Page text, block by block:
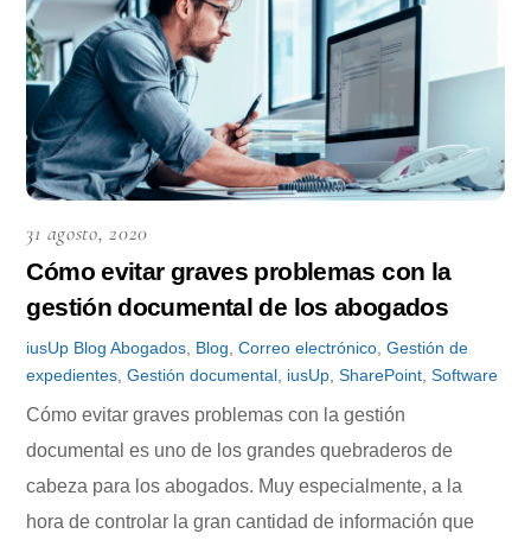
31 agosto, 2020
Cómo evitar graves problemas con la
gestión documental de los abogados
iusUp Blog Abogados, Blog,Correo electrónico,Gestión de
expedientes,Gestión documental, iusUp,SharePoint,Software
Cómo evitar graves problemas con la gestión
documental es uno de los grandes quebraderos de
cabeza para los abogados. Muy especialmente, a la
hora de controlar la gran cantidad de información que